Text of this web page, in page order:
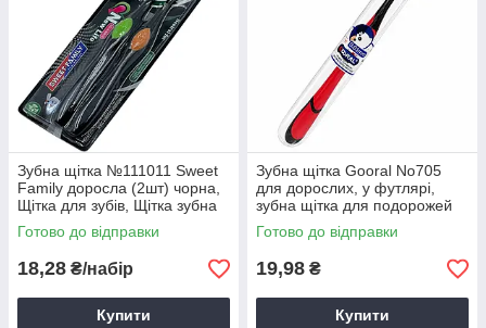
Зубна щітка №111011 Sweet
Family доросла (2шт) чорна,
Щітка для зубів, Щітка зубна
Готово до відправки
18,28 ₴/набір
Купити
Зубна щітка Gooral No705
для дорослих, у футлярі,
зубна щітка для подорожей
Готово до відправки
19,98 ₴
Купити